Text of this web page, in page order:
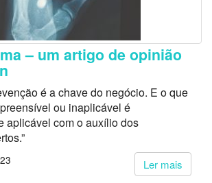
– um artigo de opinião
é a chave do negócio. E o que
ou inaplicável é
aplicável com o auxílio dos
Ler mais